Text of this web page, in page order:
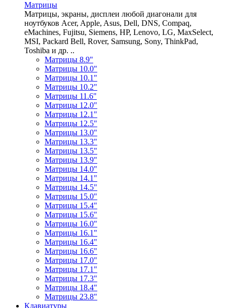
Матрицы
Матрицы, экраны, дисплеи любой диагонали для
ноутбуков Acer, Apple, Asus, Dell, DNS, Compaq,
eMachines, Fujitsu, Siemens, HP, Lenovo, LG, MaxSelect,
MSI, Packard Bell, Rover, Samsung, Sony, ThinkPad,
Toshiba и др. ..
Матрицы 8.9"
Матрицы 10.0"
Матрицы 10.1"
Матрицы 10.2"
Матрицы 11.6"
Матрицы 12.0"
Матрицы 12.1"
Матрицы 12.5"
Матрицы 13.0"
Матрицы 13.3"
Матрицы 13.5"
Матрицы 13.9"
Матрицы 14.0"
Матрицы 14.1"
Матрицы 14.5"
Матрицы 15.0"
Матрицы 15.4"
Матрицы 15.6"
Матрицы 16.0"
Матрицы 16.1"
Матрицы 16.4"
Матрицы 16.6"
Матрицы 17.0"
Матрицы 17.1"
Матрицы 17.3"
Матрицы 18.4"
Матрицы 23.8"
Клавиатуры